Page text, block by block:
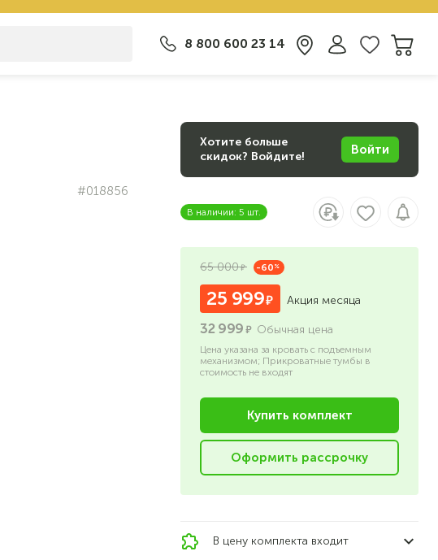
8 800 600 23 14
#018856
Хотите больше
скидок? Войдите!
Войти
В наличии: 5 шт.
65 000 -60 %
25 999 Акция месяца
32 999 Обычная цена
Цена указана за кровать с подъемным
механизмом; Прикроватные тумбы в
стоимость не входят
Купить комплект
Оформить рассрочку
В цену комплекта входит